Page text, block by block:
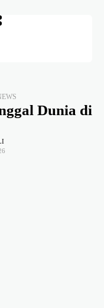
Dunia di